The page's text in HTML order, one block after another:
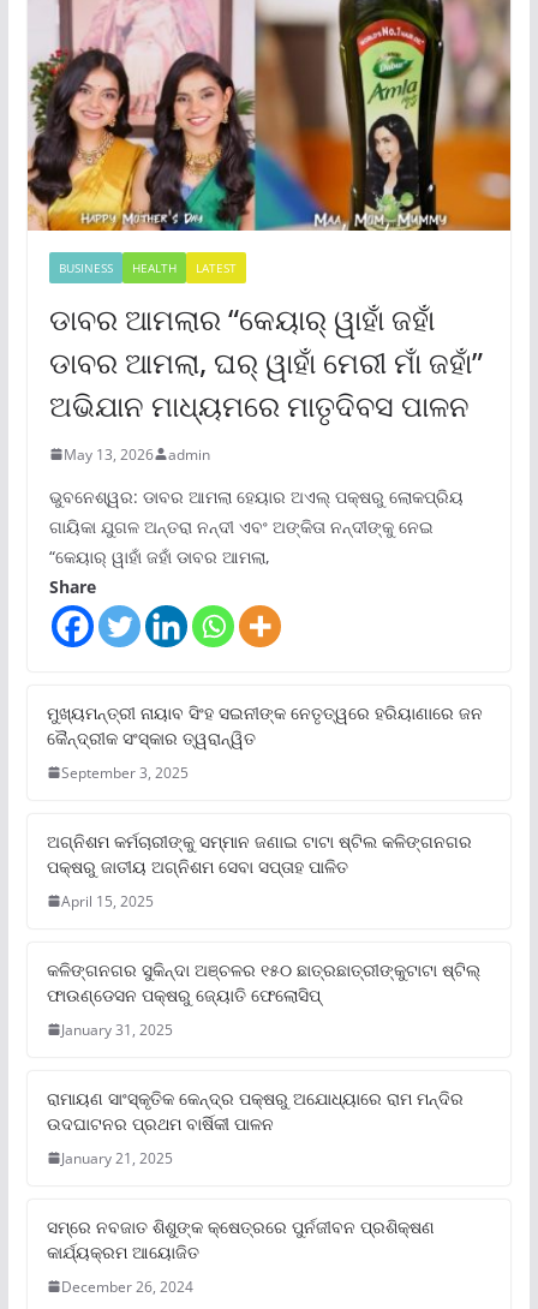
BUSINESS HEALTH LATEST
ଡାବର ଆମଲାର “କେୟାର୍ ୱାହାଁ ଜହାଁ
ଡାବର ଆମଲା, ଘର୍ ୱାହାଁ ମେରୀ ମାଁ ଜହାଁ”
ଅଭିଯାନ ମାଧ୍ୟମରେ ମାତୃଦିବସ ପାଳନ
May 13, 2026 admin
ଭୁବନେଶ୍ୱର: ଡାବର ଆମଲା ହେୟାର ଅଏଲ୍ ପକ୍ଷରୁ ଲୋକପ୍ରିୟ
ଗାୟିକା ଯୁଗଳ ଅନ୍ତରା ନନ୍ଦୀ ଏବଂ ଅଙ୍କିତା ନନ୍ଦୀଙ୍କୁ ନେଇ
“କେୟାର୍ ୱାହାଁ ଜହାଁ ଡାବର ଆମଲା,
Share
ମୁଖ୍ୟମନ୍ତ୍ରୀ ନାୟାବ ସିଂହ ସଇନୀଙ୍କ ନେତୃତ୍ୱରେ ହରିୟାଣାରେ ଜନ
କୈନ୍ଦ୍ରୀକ ସଂସ୍କାର ତ୍ୱରାନ୍ୱିତ
September 3, 2025
ଅଗ୍ନିଶମ କର୍ମଚାରୀଙ୍କୁ ସମ୍ମାନ ଜଣାଇ ଟାଟା ଷ୍ଟିଲ କଳିଙ୍ଗନଗର
ପକ୍ଷରୁ ଜାତୀୟ ଅଗ୍ନିଶମ ସେବା ସପ୍ତାହ ପାଳିତ
April 15, 2025
କଳିଙ୍ଗନଗର ସୁକିନ୍ଦା ଅଞ୍ଚଳର ୧୫୦ ଛାତ୍ରଛାତ୍ରୀଙ୍କୁଟାଟା ଷ୍ଟିଲ୍
ଫାଉଣ୍ଡେସନ ପକ୍ଷରୁ ଜ୍ୟୋତି ଫେଲୋସିପ୍‌
January 31, 2025
ରାମାୟଣ ସାଂସ୍କୃତିକ କେନ୍ଦ୍ର ପକ୍ଷରୁ ଅଯୋଧ୍ୟାରେ ରାମ ମନ୍ଦିର
ଉଦଘାଟନର ପ୍ରଥମ ବାର୍ଷିକୀ ପାଳନ
January 21, 2025
ସମ୍‌ରେ ନବଜାତ ଶିଶୁଙ୍କ କ୍ଷେତ୍ରରେ ପୁର୍ନଜୀବନ ପ୍ରଶିକ୍ଷଣ
କାର୍ଯ୍ୟକ୍ରମ ଆୟୋଜିତ
December 26, 2024